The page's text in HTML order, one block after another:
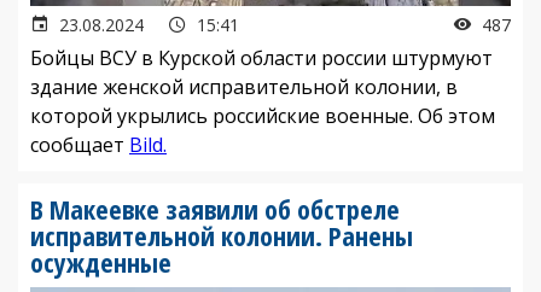
23.08.2024 15:41 487
Бойцы ВСУ в Курской области россии штурмуют
здание женской исправительной колонии, в
которой укрылись российские военные. Об этом
сообщает Bild.
В Макеевке заявили об обстреле
исправительной колонии. Ранены
осужденные